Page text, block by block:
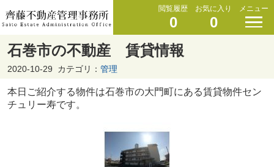
閲覧履歴
0
お気に入り
0
メニュー
石巻市の不動産 賃貸情報
2020-10-29 カテゴリ： 管理
本日ご紹介する物件は石巻市の大門町にある賃貸物件セン
チュリー寿です。